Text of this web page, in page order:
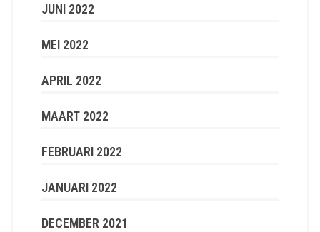
JUNI 2022
MEI 2022
APRIL 2022
MAART 2022
FEBRUARI 2022
JANUARI 2022
DECEMBER 2021